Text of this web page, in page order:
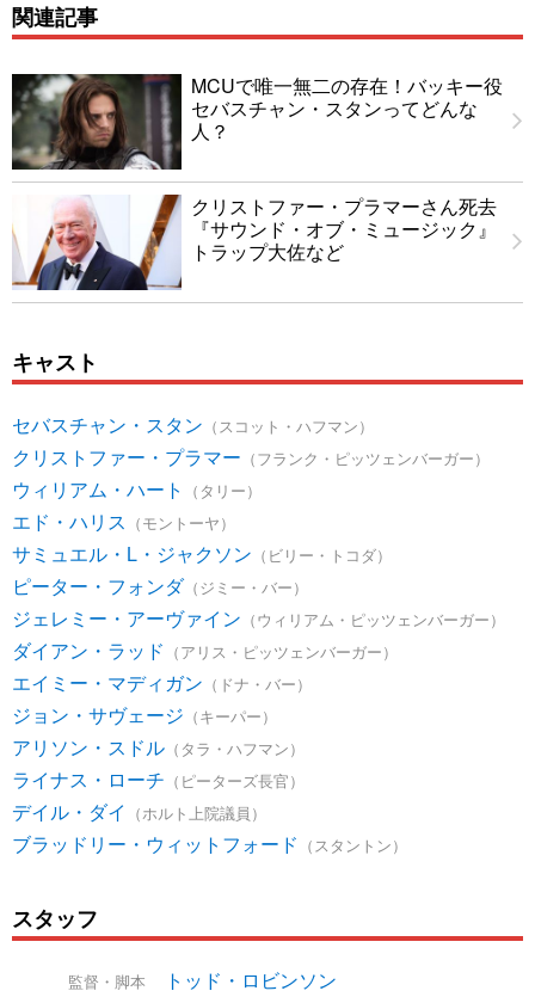
関連記事
MCUで唯一無二の存在！バッキー役
セバスチャン・スタンってどんな
人？
クリストファー・プラマーさん死去
『サウンド・オブ・ミュージック』
トラップ大佐など
キャスト
セバスチャン・スタン （スコット・ハフマン）
クリストファー・プラマー （フランク・ピッツェンバーガー）
ウィリアム・ハート （タリー）
エド・ハリス （モントーヤ）
サミュエル・L・ジャクソン （ビリー・トコダ）
ピーター・フォンダ（ジミー・バー）
ジェレミー・アーヴァイン （ウィリアム・ピッツェンバーガー）
ダイアン・ラッド （アリス・ピッツェンバーガー）
エイミー・マディガン （ドナ・バー）
ジョン・サヴェージ （キーパー）
アリソン・スドル （タラ・ハフマン）
ライナス・ローチ （ピーターズ長官）
デイル・ダイ （ホルト上院議員）
ブラッドリー・ウィットフォード （スタントン）
スタッフ
監督・脚本 トッド・ロビンソン